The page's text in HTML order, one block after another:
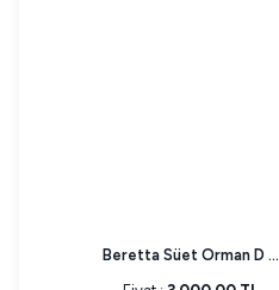
Beretta Süet Orman D ...